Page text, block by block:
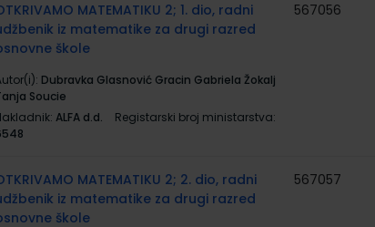
MATEMATIKU 2; 1. dio, radni
iz matematike za drugi razred
škole
Dubravka Glasnović Gracin Gabriela Žokalj
Soucie
ALFA d.d.
Registarski broj ministarstva:
567056
MATEMATIKU 2; 2. dio, radni
iz matematike za drugi razred
škole
567057